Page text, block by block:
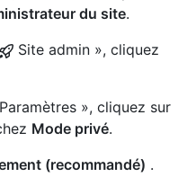
du site.
Site admin », cliquez
», cliquez sur
Mode privé.
(recommandé) .